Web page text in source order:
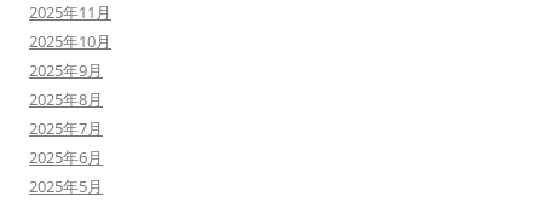
2025年11月
2025年10月
2025年9月
2025年8月
2025年7月
2025年6月
2025年5月